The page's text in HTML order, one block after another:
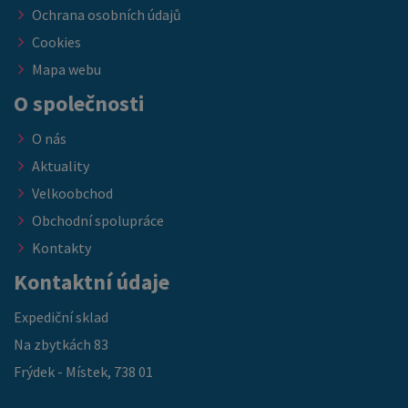
Ochrana osobních údajů
Cookies
Mapa webu
O společnosti
O nás
Aktuality
Velkoobchod
Obchodní spolupráce
Kontakty
Kontaktní údaje
Expediční sklad
Na zbytkách 83
Frýdek - Místek, 738 01